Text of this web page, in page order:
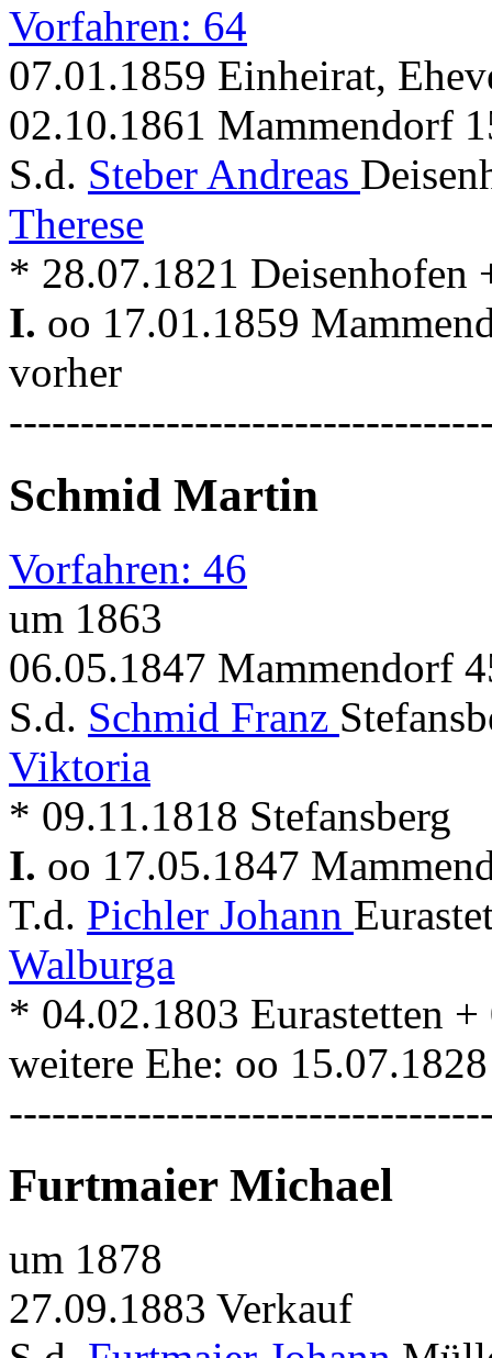
Vorfahren: 64
07.01.1859 Einheirat,
02.10.1861 Mammendorf
S.d. Steber Andreas
Therese
* 28.07.1821 Deisenhofen
I. oo 17.01.1859
vorher
Schmid Martin
Vorfahren: 46
um 1863
06.05.1847 Mammendorf
S.d. Schmid Franz
Viktoria
* 09.11.1818 Stefansberg
I. oo 17.05.1847
T.d. Pichler Johann
Walburga
* 04.02.1803 Eurastetten
weitere Ehe: oo
Furtmaier Michael
um 1878
27.09.1883 Verkauf